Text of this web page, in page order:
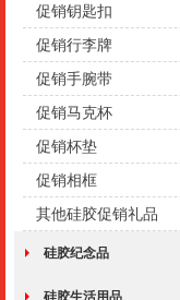
促销钥匙扣
促销行李牌
促销手腕带
促销马克杯
促销杯垫
促销相框
其他硅胶促销礼品
硅胶纪念品
硅胶生活用品